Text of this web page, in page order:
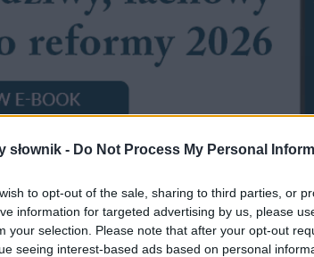
słownik - Do Not Process My Personal
to opt-out of the sale, sharing to third parties, or
information for targeted advertising by us, please
your selection. Please note that after your opt-out
seeing interest-based ads based on personal